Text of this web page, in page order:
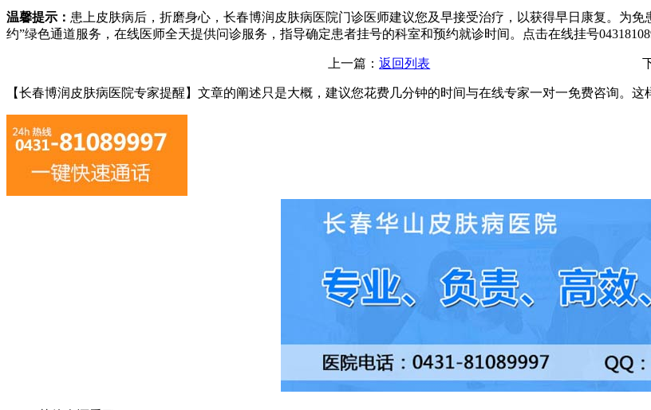
温馨提示： 患上皮肤病后，折磨身心，长春博润皮肤病医院门诊医师建议您及早接受治疗，以获得早日康复。为
约”绿色通道服务，在线医师全天提供问诊服务，指导确定患者挂号的科室和预约就诊时间。点击在线挂号
上一篇：返回列表
【长春博润皮肤病医院专家提醒】 文章的阐述只是大概，建议您花费几分钟的时间与在线专家一对一免费咨询。